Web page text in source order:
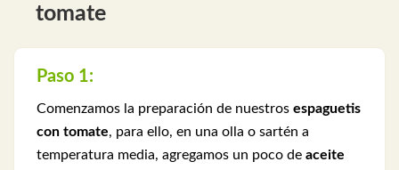
tomate
Paso 1:
Comenzamos la preparación de nuestros espaguetis
con tomate, para ello, en una olla o sartén a
temperatura media, agregamos un poco de aceite